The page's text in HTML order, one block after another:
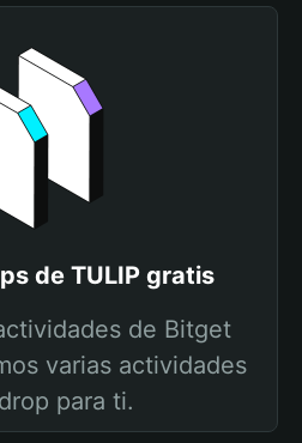
de TULIP gratis
de Bitget
varias actividades
para ti.